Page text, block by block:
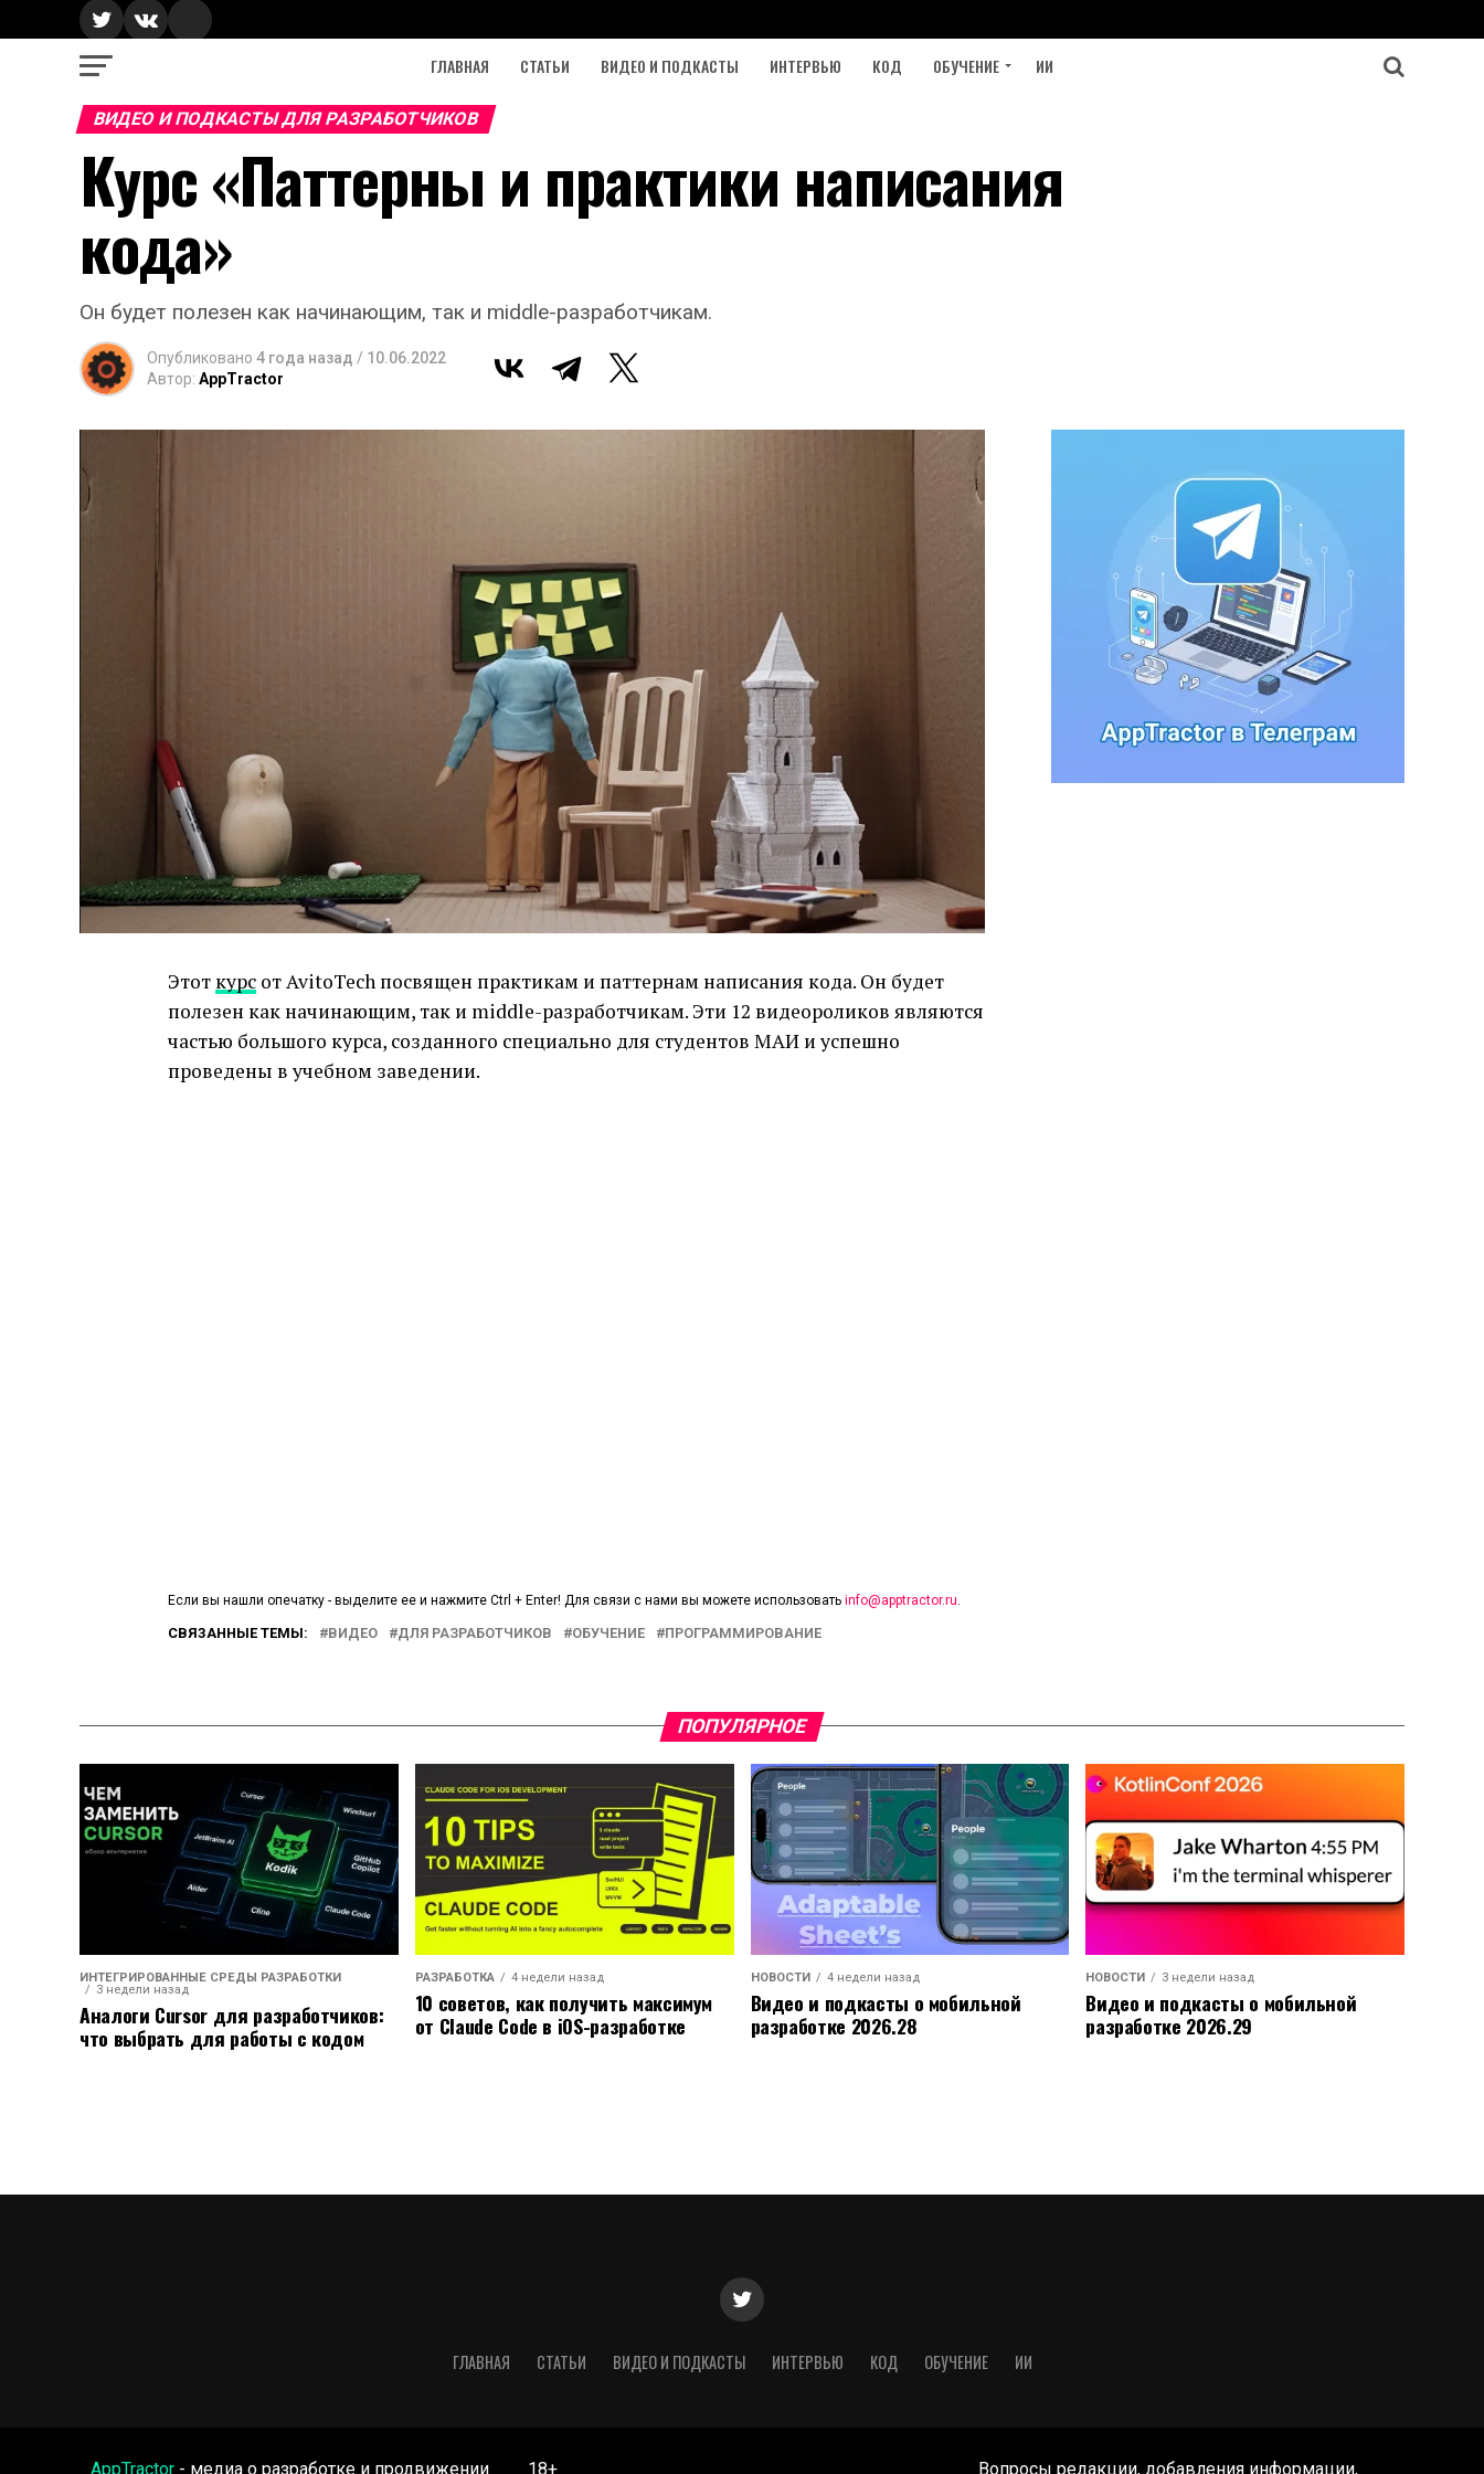
ГЛАВНАЯ СТАТЬИ ВИДЕО И ПОДКАСТЫ ИНТЕРВЬЮ КОД ОБУЧЕНИЕ ИИ
ВИДЕО И ПОДКАСТЫ ДЛЯ РАЗРАБОТЧИКОВ
Курс «Паттерны и практики написания
кода»
Он будет полезен как начинающим, так и middle-разработчикам.
Опубликовано 4 года назад / 10.06.2022
Автор: AppTractor
Этот курс от AvitoTech посвящен практикам и паттернам написания кода. Он будет
полезен как начинающим, так и middle-разработчикам. Эти 12 видеороликов являются
частью большого курса, созданного специально для студентов МАИ и успешно
проведены в учебном заведении.
Если вы нашли опечатку - выделите ее и нажмите Ctrl + Enter! Для связи с нами вы можете использовать info@apptractor.ru
СВЯЗАННЫЕ ТЕМЫ: ВИДЕО ДЛЯ РАЗРАБОТЧИКОВ ОБУЧЕНИЕ ПРОГРАММИРОВАНИЕ
ПОПУЛЯРНОЕ
ИНТЕГРИРОВАННЫЕ СРЕДЫ РАЗРАБОТКИ
3 недели назад
Аналоги Cursor для разработчиков:
что выбрать для работы с кодом
РАЗРАБОТКА 4 недели назад
10 советов, как получить максимум
от Claude Code в iOS-разработке
НОВОСТИ 4 недели назад
Видео и подкасты о мобильной
разработке 2026.28
НОВОСТИ 3 недели назад
Видео и подкасты о мобильной
разработке 2026.29
ГЛАВНАЯ СТАТЬИ ВИДЕО И ПОДКАСТЫ ИНТЕРВЬЮ КОД ОБУЧЕНИЕ ИИ
AppTractor - медиа о разработке и продвижении 18+ Вопросы редакции, добавления информации,